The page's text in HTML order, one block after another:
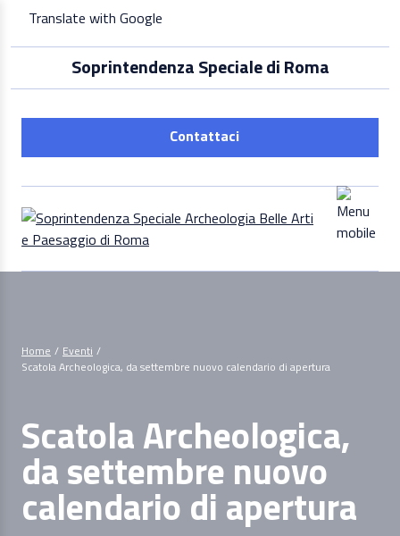
content
Translate with Google
Soprintendenza Speciale di Roma
Contattaci
Home / Eventi /
Scatola Archeologica, da settembre nuovo calendario di apertura
Scatola Archeologica,
da settembre nuovo
calendario di apertura